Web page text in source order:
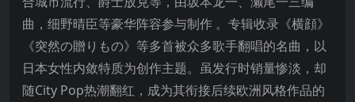
曲，细野晴臣等豪华阵容参与制作 。专辑收录《横顔》
《突然の贈りもの》等多首被众多歌手翻唱的名曲，以
日本女性内敛特质为创作主题。虽发行时销量惨淡，却
随City Pop热潮翻红，成为其衔接后续欧洲风格作品的